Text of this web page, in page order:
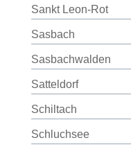
Sankt Leon-Rot
Sasbach
Sasbachwalden
Satteldorf
Schiltach
Schluchsee